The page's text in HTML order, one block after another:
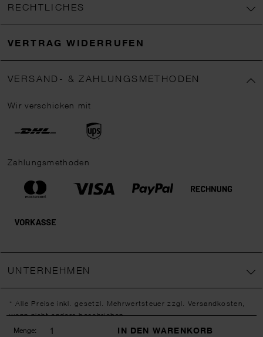
Menge: IN DEN WARENKORB
RECHTLICHES
VERTRAG WIDERRUFEN
VERSAND- & ZAHLUNGSMETHODEN
Wir verschicken mit
Zahlungsmethoden
UNTERNEHMEN
* Alle Preise inkl. gesetzl. Mehrwertsteuer zzgl.Versandkosten,
wenn nicht anders beschrieben.
** Jede:r Abonnent:in erhält bei erstmaliger Anmeldung für unseren